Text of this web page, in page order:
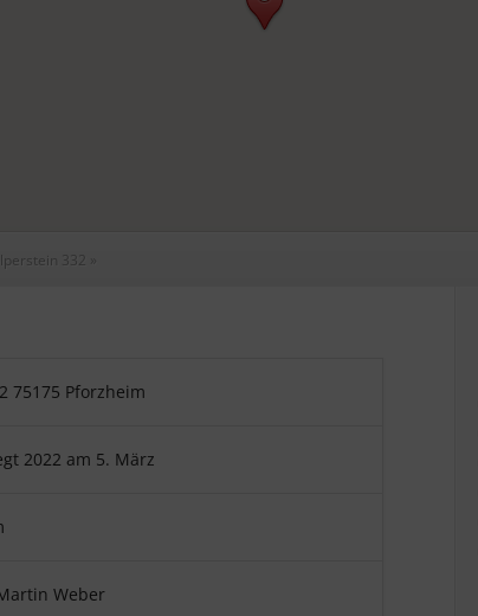
332 »
75175 Pforzheim
2022 am 5. März
Weber